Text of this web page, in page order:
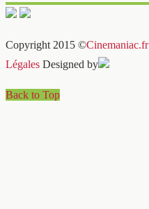
Copyright 2015 ©Cinemaniac.fr
Légales Designed by
Back to Top